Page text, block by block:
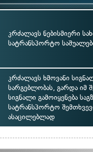
კრძალავს ნებისმიერი
სატრანსპორტო
კრძალავს ხმოვანი
სარგებლობას, გარდა იმ
სიგნალი გამოიყენება
სატრანსპორტო
ასაცილებლად